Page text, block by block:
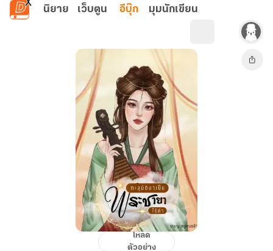
ข้ามไปยังเนื้อหาหลัก
นิยาย เว็บตูน อีบุ๊ก มุมนักเขียน
โหลด
ตัวอย่าง